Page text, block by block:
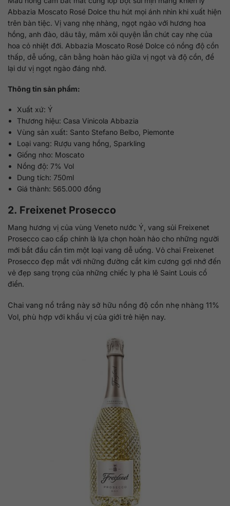
Abbazia Moscato Rosé Dolce thu hút mọi ánh nhìn khi xuất hiện
trên bàn tiệc. Vị vang nhẹ nhàng, ngọt ngào với hương hoa
hồng, anh đào, dâu tây, mâm xôi quyện lẫn chút cay nhẹ của
hoa cỏ nhiệt đới. Abbazia Moscato Rosé Dolce có nồng độ cồn
thấp, dễ uống, cân bằng hoàn hảo giữa vị ngọt và độ cồn, để
lại dư vị ngọt ngào đáng nhớ.
Thông tin sản phẩm:
Xuất xứ: Ý
Thương hiệu: Casa Vinicola Abbazia
Vùng sản xuất: Santo Stefano Belbo, Piemonte
Loại vang: Rượu vang hồng, Sparkling
Giống nho: Moscato
Nồng độ: 7% Vol
Dung tích: 750ml
Giá thành: 565.000 đồng
2. Freixenet Prosecco
Mang hương vị của vùng Veneto nước Ý, vang sủi Freixenet
Prosecco cao cấp chính là lựa chọn hoàn hảo cho những người
mới bắt đầu cần tìm một loại vang dễ uống. Vỏ chai Freixenet
Prosecco đẹp mắt với những đường cắt kim cương gợi nhớ đến
vẻ đẹp sang trọng của những chiếc ly pha lê Saint Louis cổ
điển.
Chai vang nổ trắng này sở hữu nồng độ cồn nhẹ nhàng 11%
Vol, phù hợp với khẩu vị của giới trẻ hiện nay.